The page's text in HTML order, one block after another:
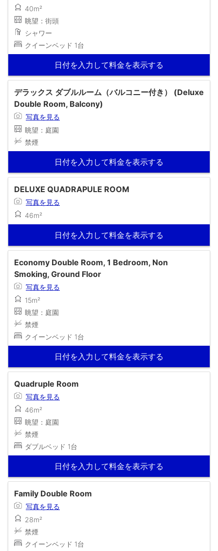
40m²
眺望：街頭
シャワー
クイーンベッド 1台
日付を入力して料金を表示する
デラックス ダブルルーム（バルコニー付き） (Deluxe
Double Room, Balcony)
写真を見る
眺望：庭園
禁煙
日付を入力して料金を表示する
DELUXE QUADRAPULE ROOM
写真を見る
46m²
日付を入力して料金を表示する
Economy Double Room, 1 Bedroom, Non
Smoking, Ground Floor
写真を見る
15m²
眺望：庭園
禁煙
クイーンベッド 1台
日付を入力して料金を表示する
Quadruple Room
写真を見る
46m²
眺望：庭園
禁煙
ダブルベッド 1台
日付を入力して料金を表示する
Family Double Room
写真を見る
28m²
禁煙
クイーンベッド 1台